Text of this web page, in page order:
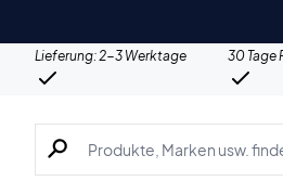
Lieferung: 2-3 Werktage 30 Tage
Suche nach Produkten, Marken